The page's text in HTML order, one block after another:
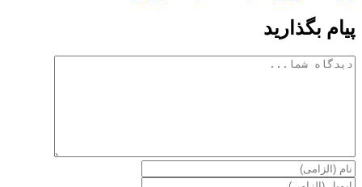
پیام بگذارید
دیدگاه